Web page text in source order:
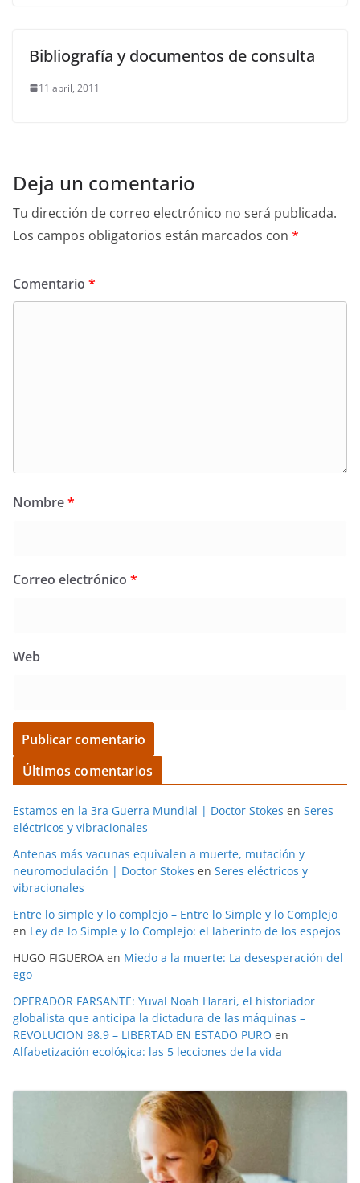
Bibliografía y documentos de consulta
11 abril, 2011
Deja un comentario
Tu dirección de correo electrónico no será publicada.
Los campos obligatorios están marcados con *
Comentario *
Nombre*
Correo electrónico *
Web
Últimos comentarios
Estamos en la 3ra Guerra Mundial | Doctor Stokes en Seres
eléctricos y vibracionales
Antenas más vacunas equivalen a muerte, mutación y
neuromodulación | Doctor Stokes en Seres eléctricos y
vibracionales
Entre lo simple y lo complejo – Entre lo Simple y lo Complejo
en Ley de lo Simple y lo Complejo: el laberinto de los espejos
HUGO FIGUEROA en Miedo a la muerte: La desesperación del
ego
OPERADOR FARSANTE: Yuval Noah Harari, el historiador
globalista que anticipa la dictadura de las máquinas –
REVOLUCION 98.9 – LIBERTAD EN ESTADO PURO en
Alfabetización ecológica: las 5 lecciones de la vida